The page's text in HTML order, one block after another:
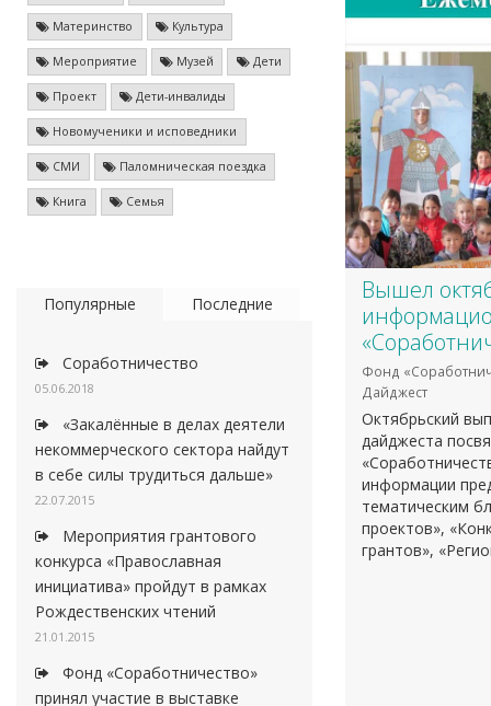
Материнство Культура
Мероприятие Музей Дети
Проект Дети-инвалиды
Новомученики и исповедники
СМИ Паломническая поездка
Книга Семья
Популярные Последние
Соработничество
05.06.2018
«Закалённые в делах деятели
некоммерческого сектора найдут
в себе силы трудиться дальше»
22.07.2015
Мероприятия грантового
конкурса «Православная
инициатива» пройдут в рамках
Рождественских чтений
21.01.2015
Фонд «Соработничество»
принял участие в выставке
Вышел
Фонд
Дайджест
Октябрьский
дайджеста
информации
тематическим
проектов»,
грантов»,